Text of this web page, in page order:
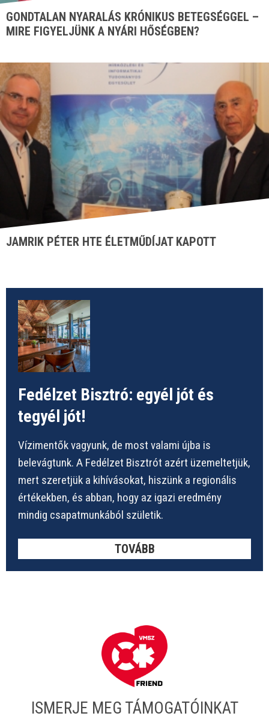
GONDTALAN NYARALÁS KRÓNIKUS BETEGSÉGGEL –
MIRE FIGYELJÜNK A NYÁRI HŐSÉGBEN?
JAMRIK PÉTER HTE ÉLETMŰDÍJAT KAPOTT
Fedélzet Bisztró: egyél jót és
tegyél jót!
Vízimentők vagyunk, de most valami újba is
belevágtunk. A Fedélzet Bisztrót azért üzemeltetjük,
mert szeretjük a kihívásokat, hiszünk a regionális
értékekben, és abban, hogy az igazi eredmény
mindig csapatmunkából születik.
TOVÁBB
ISMERJE MEG TÁMOGATÓINKAT